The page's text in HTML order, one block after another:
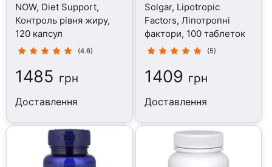
NOW, Diet Support,
Контроль рівня жиру,
120 капсул
(4.6)
1485 грн
Доставлення
Solgar, Lipotropic
Factors, Ліпотропні
фактори, 100 таблеток
(5)
1409 грн
Доставлення